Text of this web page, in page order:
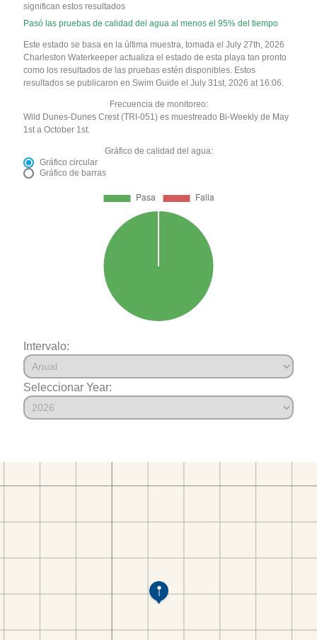
significan estos resultados
Pasó las pruebas de calidad del agua al menos el 95% del tiempo
Este estado se basa en la última muestra, tomada el July 27th, 2026
Charleston Waterkeeper actualiza el estado de esta playa tan pronto
como los resultados de las pruebas estén disponibles. Estos
resultados se publicaron en Swim Guide el July 31st, 2026 at 16:06.
Frecuencia de monitoreo:
Wild Dunes-Dunes Crest (TRI-051) es muestreado Bi-Weekly de May
1st a October 1st.
Gráfico de calidad del agua:
Gráfico circular
Gráfico de barras
Intervalo:
Seleccionar Year: